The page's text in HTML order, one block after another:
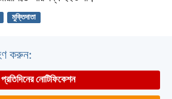
মুক্তিদাতা
করুন:
প্রতিদিনের নোটিফিকেশন